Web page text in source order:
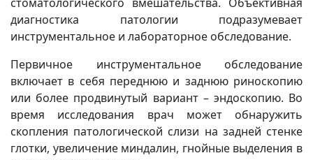
диагностика патологии подразумевает
инструментальное и лабораторное обследование.
Первичное инструментальное обследование
включает в себя переднюю и заднюю риноскопию
или более продвинутый вариант – эндоскопию. Во
время исследования врач может обнаружить
скопления патологической слизи на задней стенке
глотки, увеличение миндалин, гнойные выделения в